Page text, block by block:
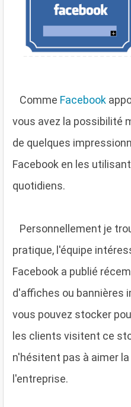
Comme Facebook
vous avez la possibilité
de quelques
Facebook en les
quotidiens.
Personnellement je
pratique, l'équipe
Facebook a publié
d'affiches ou bannières
vous pouvez stocker
les clients visitent ce
n'hésitent pas à aimer
l'entreprise.